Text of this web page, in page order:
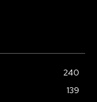
240
139